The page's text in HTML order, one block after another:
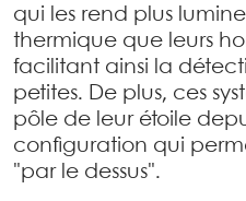
qui les rend plus
thermique que leurs
facilitant ainsi la
petites. De plus, ces
pôle de leur étoile
configuration qui
"par le dessus".